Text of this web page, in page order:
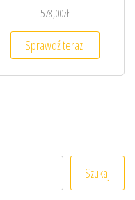
578,00zł
Sprawdź teraz!
Szukaj